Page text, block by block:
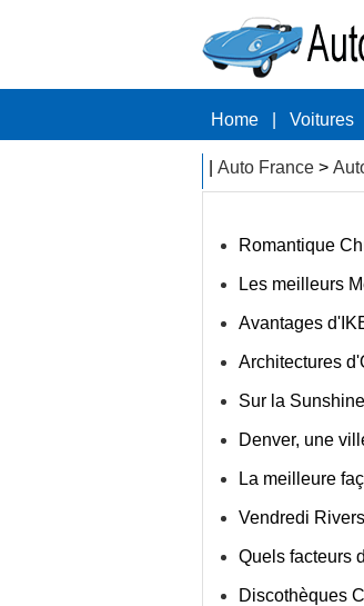
Home Voitures
Auto France >
Romantique
Les meilleurs
Avantages
Architectures
Sur la
Denver, une
La meilleure
Vendredi
Quels facteurs
Discothèques